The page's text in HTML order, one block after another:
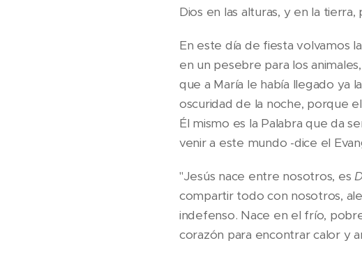
Dios en las alturas, y en la
En este día de fiesta volvamos
en un pesebre para los
que a María le había llegado ya
oscuridad de la noche, porque
Él mismo es la Palabra que da
venir a este mundo -dice el
"Jesús nace entre nosotros, es
compartir todo con nosotros,
indefenso. Nace en el frío,
corazón para encontrar calor y